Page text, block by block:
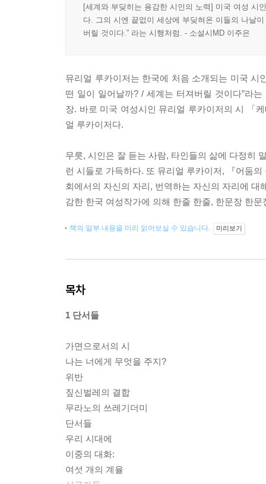
[세계와 부딪히는 용감한 시인의 노력] 미국 여성 시
다. 그의 시엔 끝없이 세상에 부딪혀온 이들의 나날
버릴 것이다.” 라는 시행처럼. - 소설시MD 이주은
뮤리얼 루카이저는 한국에 처음 소개되는 미국 시
떤 일이 일어날까? / 세계는 터져버릴 것이다”라
장. 바로 미국 여성시인 뮤리얼 루카이저의 시 「
얼 루카이저다.
무릇, 시인은 잘 듣는 사람, 타인들의 삶에 다정히
런 시들로 가득하다. 또 뮤리얼 루카이저, 『어둠
회에서의 자신의 자리, 번역하는 자신의 자리에
감한 한국 여성작가에 의해 한줄 한줄, 한문장 한
책의 일부 내용을 미리 읽어보실 수 있습니다. 미리보기
목차
1 단서들
가면으로서의 시
나는 너에게 무엇을 주지?
위반
짚신벌레의 결합
무라노의 쓰레기더미
단서들
우리 시대에
이중의 대화:
여섯 개의 계율